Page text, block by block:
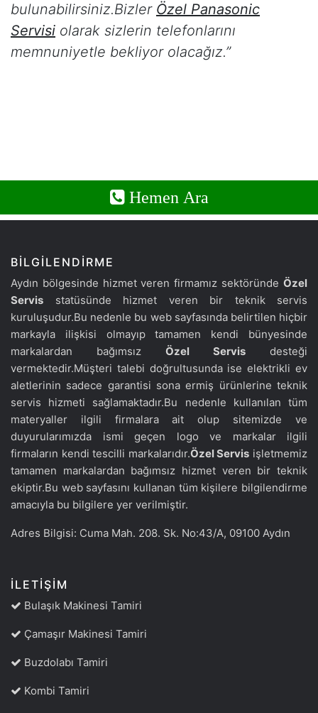
bulunabilirsiniz.Bizler Özel Panasonic
Servisi olarak sizlerin telefonlarını
memnuniyetle bekliyor olacağız.”
Hemen Ara
BILGILENDIRME
Aydın bölgesinde hizmet veren firmamız sektöründe Özel
Servis statüsünde hizmet veren bir teknik servis
kuruluşudur.Bu nedenle bu web sayfasında belirtilen hiçbir
markayla ilişkisi olmayıp tamamen kendi bünyesinde
markalardan bağımsız Özel Servis desteği
vermektedir.Müşteri talebi doğrultusunda ise elektrikli ev
aletlerinin sadece garantisi sona ermiş ürünlerine teknik
servis hizmeti sağlamaktadır.Bu nedenle kullanılan tüm
materyaller ilgili firmalara ait olup sitemizde ve
duyurularımızda ismi geçen logo ve markalar ilgili
firmaların kendi tescilli markalarıdır.Özel Servis işletmemiz
tamamen markalardan bağımsız hizmet veren bir teknik
ekiptir.Bu web sayfasını kullanan tüm kişilere bilgilendirme
amacıyla bu bilgilere yer verilmiştir.
Adres Bilgisi: Cuma Mah. 208. Sk. No:43/A, 09100 Aydın
İLETIŞIM
Bulaşık Makinesi Tamiri
Çamaşır Makinesi Tamiri
Buzdolabı Tamiri
Kombi Tamiri